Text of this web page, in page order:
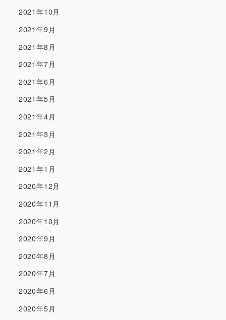
2021年10月
2021年9月
2021年8月
2021年7月
2021年6月
2021年5月
2021年4月
2021年3月
2021年2月
2021年1月
2020年12月
2020年11月
2020年10月
2020年9月
2020年8月
2020年7月
2020年6月
2020年5月